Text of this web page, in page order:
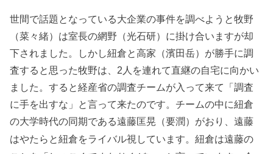
世間で話題となっている大企業の事件を調べようと牧野
（菜々緒）は室長の網野（光石研）に掛け合いますが却
下されました。しかし紐倉と高家（濱田岳）が勝手に調
査すると思った牧野は、2人を連れて直継の自宅に向かい
ました。すると経産省の調査チームが入って来て「調査
に手を出すな」と言って来たのです。チームの中に紐倉
の大学時代の同期である遠藤匡晃（要潤）がおり、遠藤
はやたらと紐倉をライバル視しています。紐倉は遠藤の